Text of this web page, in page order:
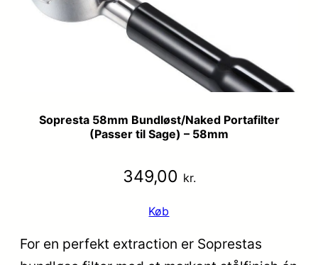
Sopresta 58mm Bundløst/Naked Portafilter
(Passer til Sage) – 58mm
349,00 kr.
Køb
For en perfekt extraction er Soprestas